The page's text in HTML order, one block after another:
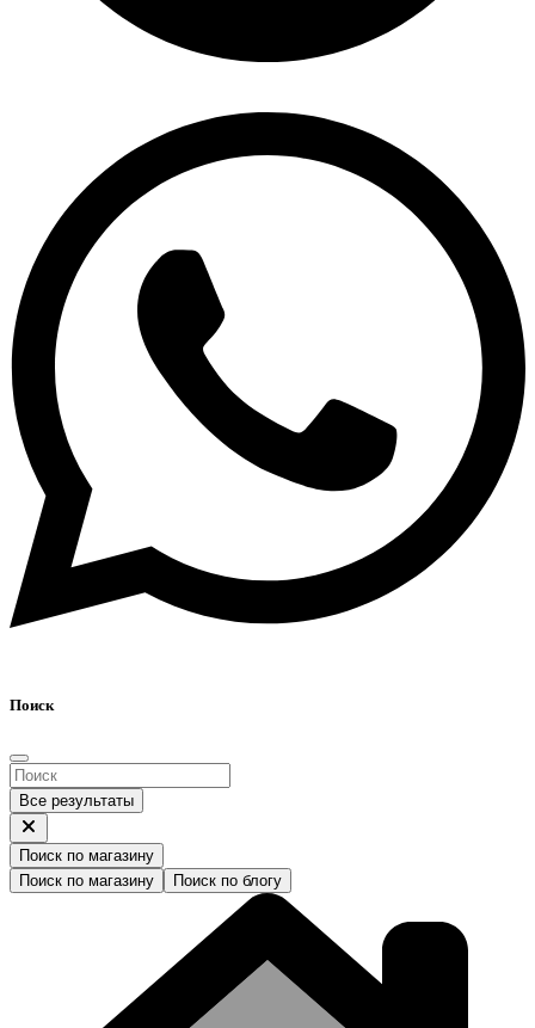
Поиск
Все результаты
Поиск по магазину
Поиск по магазину
Поиск по блогу